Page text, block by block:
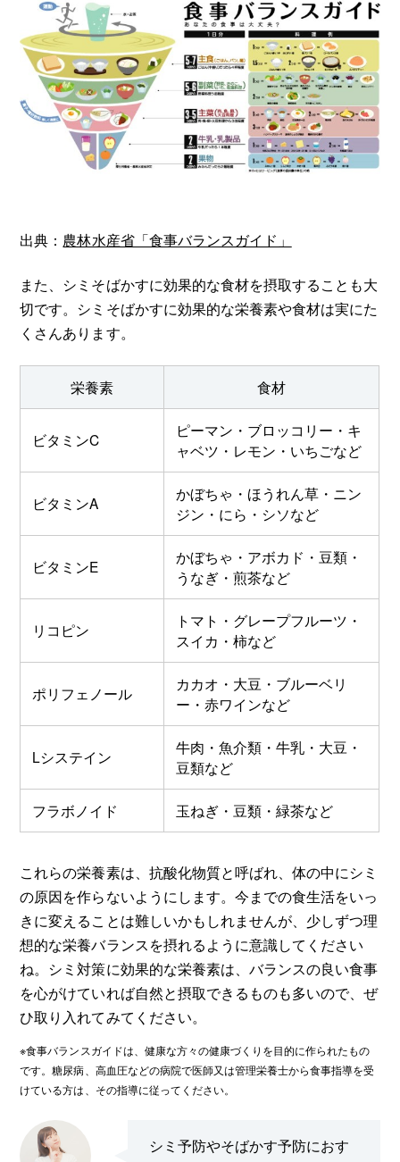
出典： 農林水産省「食事バランスガイド」
また、シミそばかすに効果的な食材を摂取することも大
切です。シミそばかすに効果的な栄養素や食材は実にた
くさんあります。
栄養素 食材
ビタミンC
ピーマン・ブロッコリー・キ
ャベツ・レモン・いちごなど
ビタミンA
かぼちゃ・ほうれん草・ニン
ジン・にら・シソなど
ビタミンE
かぼちゃ・アボカド・豆類・
うなぎ・煎茶など
リコピン
トマト・グレープフルーツ・
スイカ・柿など
ポリフェノール
カカオ・大豆・ブルーベリ
ー・赤ワインなど
Lシステイン
牛肉・魚介類・牛乳・大豆・
豆類など
フラボノイド 玉ねぎ・豆類・緑茶など
これらの栄養素は、抗酸化物質と呼ばれ、体の中にシミ
の原因を作らないようにします。今までの食生活をいっ
きに変えることは難しいかもしれませんが、少しずつ理
想的な栄養バランスを摂れるように意識してください
ね。シミ対策に効果的な栄養素は、バランスの良い食事
を心がけていれば自然と摂取できるものも多いので、ぜ
ひ取り入れてみてください。
※食事バランスガイドは、健康な方々の健康づくりを目的に作られたもの
です。糖尿病、高血圧などの病院で医師又は管理栄養士から食事指導を受
けている方は、その指導に従ってください。
シミ予防やそばかす予防におす